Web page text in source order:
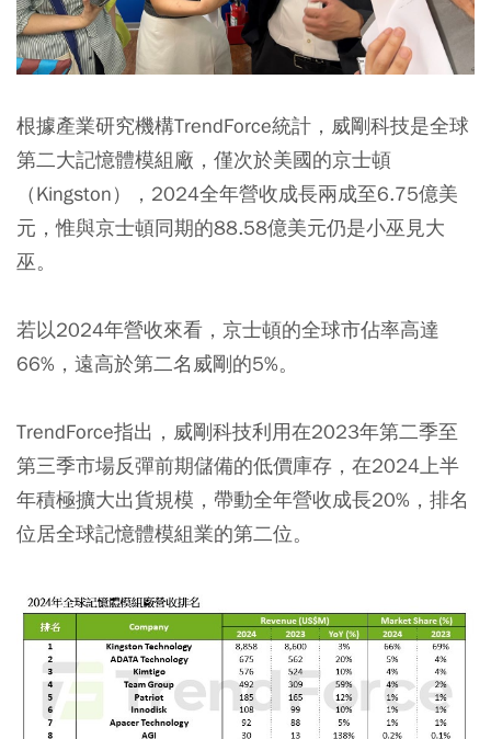
根據產業研究機構TrendForce統計，威剛科技是全球
第二大記憶體模組廠，僅次於美國的京士頓
（Kingston），2024全年營收成長兩成至6.75億美
元，惟與京士頓同期的88.58億美元仍是小巫見大
巫。
若以2024年營收來看，京士頓的全球市佔率高達
66%，遠高於第二名威剛的5%。
TrendForce指出，威剛科技利用在2023年第二季至
第三季市場反彈前期儲備的低價庫存，在2024上半
年積極擴大出貨規模，帶動全年營收成長20%，排名
位居全球記憶體模組業的第二位。